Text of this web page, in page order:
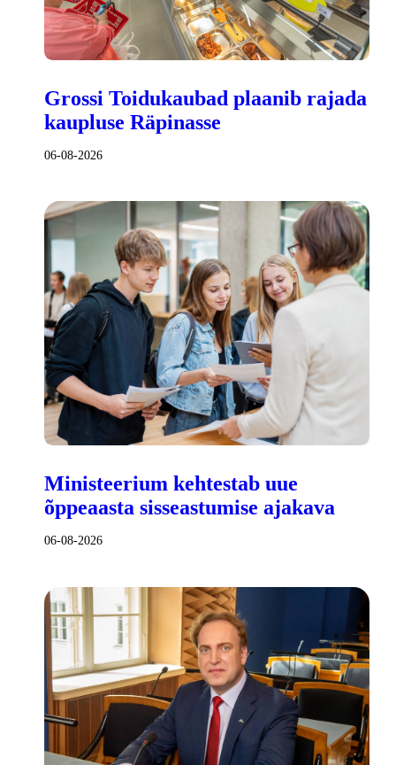
Grossi Toidukaubad plaanib rajada
kaupluse Räpinasse
06-08-2026
Ministeerium kehtestab uue
õppeaasta sisseastumise ajakava
06-08-2026